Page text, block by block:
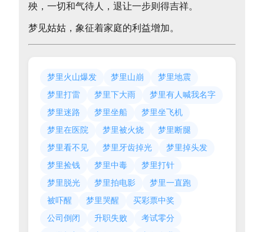
殃，一切和气待人，退让一步则得吉祥。
梦见姑姑，象征着家庭的利益增加。
梦里火山爆发 梦里山崩
梦里地震
梦里打雷
梦里下大雨
梦里有人喊我名字
梦里迷路
梦里坐船
梦里坐飞机
梦里在医院
梦里被火烧
梦里断腿
梦里看不见
梦里牙齿掉光
梦里掉头发
梦里捡钱
梦里中毒
梦里打针
梦里脱光
梦里拍电影
梦里一直跑
被吓醒
梦里哭醒
买彩票中奖
公司倒闭
升职失败
考试零分